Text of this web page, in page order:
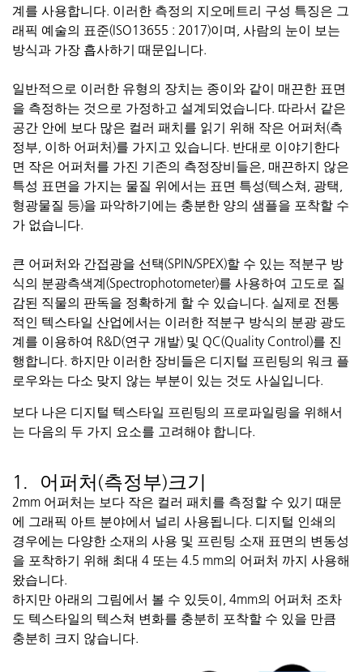
계를 사용합니다. 이러한 측정의 지오메트리 구성 특징은 그
래픽 예술의 표준(ISO13655 : 2017)이며, 사람의 눈이 보는
방식과 가장 흡사하기 때문입니다.
일반적으로 이러한 유형의 장치는 종이와 같이 매끈한 표면
을 측정하는 것으로 가정하고 설계되었습니다. 따라서 같은
공간 안에 보다 많은 컬러 패치를 읽기 위해 작은 어퍼처(측
정부, 이하 어퍼처)를 가지고 있습니다. 반대로 이야기한다
면 작은 어퍼처를 가진 기존의 측정장비들은, 매끈하지 않은
특성 표면을 가지는 물질 위에서는 표면 특성(텍스쳐, 광택,
형광물질 등)을 파악하기에는 충분한 양의 샘플을 포착할 수
가 없습니다.
큰 어퍼처와 간접광을 선택(SPIN/SPEX)할 수 있는 적분구 방
식의 분광측색계(Spectrophotometer)를 사용하여 고도로 질
감된 직물의 판독을 정확하게 할 수 있습니다. 실제로 전통
적인 텍스타일 산업에서는 이러한 적분구 방식의 분광 광도
계를 이용하여 R&D(연구 개발) 및 QC(Quality Control )를 진
행합니다. 하지만 이러한 장비들은 디지털 프린팅의 워크 플
로우와는 다소 맞지 않는 부분이 있는 것도 사실입니다.
보다 나은 디지털 텍스타일 프린팅의 프로파일링을 위해서
는 다음의 두 가지 요소를 고려해야 합니다.
1. 어퍼처(측정부)크기
2mm 어퍼처는 보다 작은 컬러 패치를 측정할 수 있기 때문
에 그래픽 아트 분야에서 널리 사용됩니다. 디지털 인쇄의
경우에는 다양한 소재의 사용 및 프린팅 소재 표면의 변동성
을 포착하기 위해 최대 4 또는 4.5 mm의 어퍼처 까지 사용해
왔습니다.
하지만 아래의 그림에서 볼 수 있듯이, 4mm의 어퍼처 조차
도 텍스타일의 텍스쳐 변화를 충분히 포착할 수 있을 만큼
충분히 크지 않습니다.